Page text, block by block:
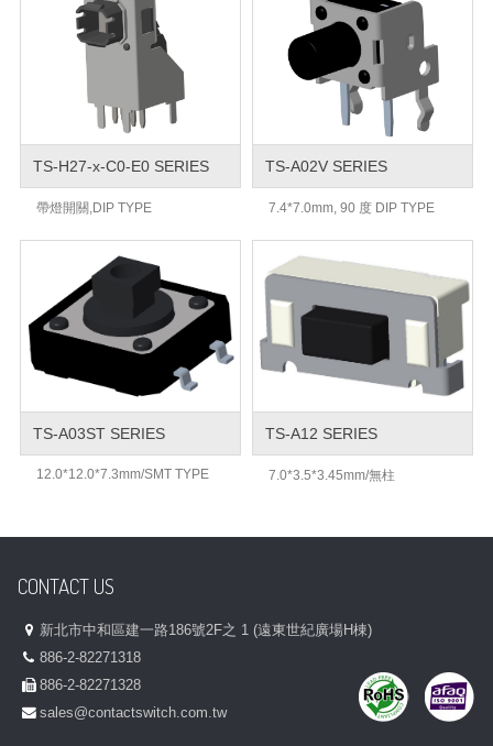
TS-H27-x-C0-E0 SERIES
帶燈開關,DIP TYPE
TS-A02V SERIES
7.4*7.0mm, 90 度 DIP TYPE
TS-A03ST SERIES
12.0*12.0*7.3mm/SMT TYPE
TS-A12 SERIES
7.0*3.5*3.45mm/無柱
CONTACT US
新北市中和區建一路186號2F之 1 (遠東世紀廣場H棟)
886-2-82271318
886-2-82271328
sales@contactswitch.com.tw